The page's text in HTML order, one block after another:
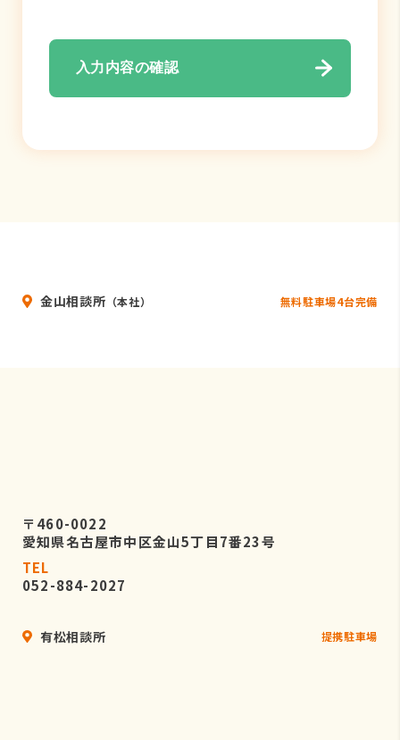
・各種お問い合わせ対応のため
結し、お客様の個人情報を厳密に管理
その際、弊社はお客様ご本人を確認さ
せていただいたうえで、合理的な期間
内に対応いたします。
先は、次の通りです。
入力内容の確認
金山相談所 （本社） 無料駐車場4台完備
〒460-0022
愛知県名古屋市中区金山5丁目7番23号
TEL
052-884-2027
有松相談所 提携駐車場